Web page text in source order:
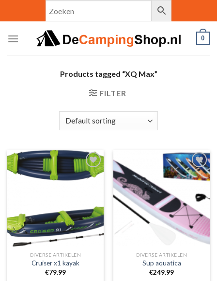
0
Products tagged “XQ Max”
FILTER
Toevoegen
aan
DIVERSE ARTIKELEN
Cruiser x1 kayak
€79.99
Toevoegen
aan
DIVERSE ARTIKELEN
Sup aquatica
€249.99